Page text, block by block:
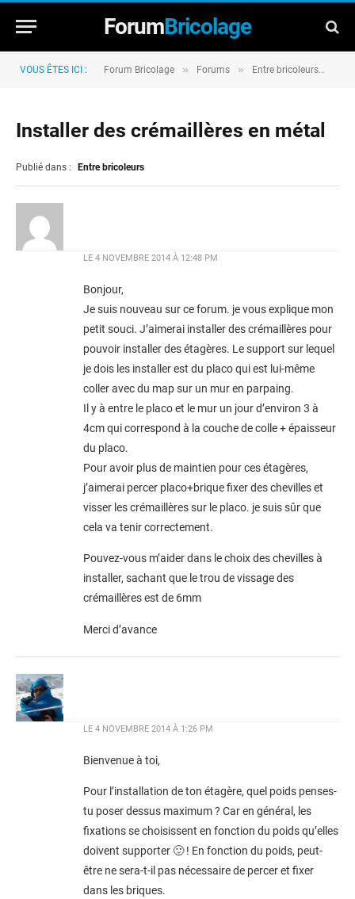
ForumBricolage
VOUS ÊTES ICI : Forum Bricolage » Forums » Entre bricoleurs
Installer des crémaillères en métal
Publié dans : Entre bricoleurs
LE 4 NOVEMBRE 2014 À 12:48 PM
Bonjour,
Je suis nouveau sur ce forum. je vous explique mon
petit souci. J’aimerai installer des crémaillères pour
pouvoir installer des étagères. Le support sur lequel
je dois les installer est du placo qui est lui-même
coller avec du map sur un mur en parpaing.
Il y à entre le placo et le mur un jour d’environ 3 à
4cm qui correspond à la couche de colle + épaisseur
du placo.
Pour avoir plus de maintien pour ces étagères,
j’aimerai percer placo+brique fixer des chevilles et
visser les crémaillères sur le placo. je suis sûr que
cela va tenir correctement.
Pouvez-vous m’aider dans le choix des chevilles à
installer, sachant que le trou de vissage des
crémaillères est de 6mm
Merci d’avance
LE 4 NOVEMBRE 2014 À 1:26 PM
Bienvenue à toi,
Pour l’installation de ton étagère, quel poids penses-
tu poser dessus maximum ? Car en général, les
fixations se choisissent en fonction du poids qu’elles
doivent supporter 🙂 ! En fonction du poids, peut-
être ne sera-t-il pas nécessaire de percer et fixer
dans les briques.